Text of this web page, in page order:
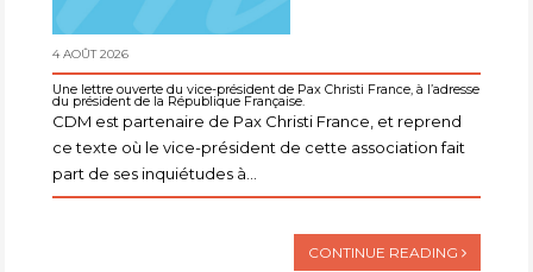
4 AOÛT 2026
Une lettre ouverte du vice-président de Pax Christi France, à l’adresse
du président de la République Française.
CDM est partenaire de Pax Christi France, et reprend
ce texte où le vice-président de cette association fait
part de ses inquiétudes à...
CONTINUE READING